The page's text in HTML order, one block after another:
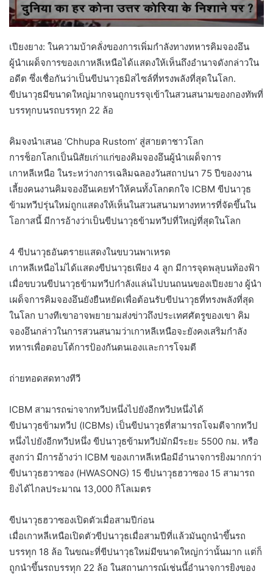
เปียงยาง: ในความบ้าคลั่งของการเพิ่มกำลังทางทหารคิมจองอึน
ผู้นำเผด็จการของเกาหลีเหนือได้แสดงให้เห็นถึงอำนาจดังกล่าวใน
อดีต ซึ่งเชื่อกันว่าเป็นขีปนาวุธมิสไซล์ที่ทรงพลังที่สุดในโลก.
ขีปนาวุธมีขนาดใหญ่มากจนถูกบรรจุเข้าในสวนสนามของกองทัพที่
บรรทุกบนรถบรรทุก 22 ล้อ
คิมจงนำเสนอ ‘Chhupa Rustom’ สู่สายตาชาวโลก
การช็อกโลกเป็นนิสัยเก่าแก่ของคิมจองอึนผู้นำเผด็จการ
เกาหลีเหนือ ในระหว่างการเฉลิมฉลองวันสถาปนา 75 ปีของงาน
เลี้ยงคนงานคิมจองอึนเคยทำให้คนทั้งโลกตกใจ ICBM ขีปนาวุธ
ข้ามทวีปรุ่นใหม่ถูกแสดงให้เห็นในสวนสนามทางทหารที่จัดขึ้นใน
โอกาสนี้ มีการอ้างว่าเป็นขีปนาวุธข้ามทวีปที่ใหญ่ที่สุดในโลก
4 ขีปนาวุธอันตรายแสดงในขบวนพาเหรด
เกาหลีเหนือไม่ได้แสดงขีปนาวุธเพียง 4 ลูก มีการจุดพลุบนท้องฟ้า
เมื่อขบวนขีปนาวุธข้ามทวีปกำลังแล่นไปบนถนนของเปียงยาง ผู้นำ
เผด็จการคิมจองอึนยังยืนหยัดเพื่อต้อนรับขีปนาวุธที่ทรงพลังที่สุด
ในโลก บางทีเขาอาจพยายามส่งข่าวถึงประเทศศัตรูของเขา คิม
จองอึนกล่าวในการสวนสนามว่าเกาหลีเหนือจะยังคงเสริมกำลัง
ทหารเพื่อตอบโต้การป้องกันตนเองและการโจมตี
ถ่ายทอดสดทางทีวี
ICBM สามารถฆ่าจากทวีปหนึ่งไปยังอีกทวีปหนึ่งได้
ขีปนาวุธข้ามทวีป (ICBMs) เป็นขีปนาวุธที่สามารถโจมตีจากทวีป
หนึ่งไปยังอีกทวีปหนึ่ง ขีปนาวุธข้ามทวีปมักมีระยะ 5500 กม. หรือ
สูงกว่า มีการอ้างว่า ICBM ของเกาหลีเหนือมีอำนาจการยิงมากกว่า
ขีปนาวุธฮวาซอง (HWASONG) 15 ขีปนาวุธฮวาซอง 15 สามารถ
ยิงได้ไกลประมาณ 13,000 กิโลเมตร
ขีปนาวุธฮวาซองเปิดตัวเมื่อสามปีก่อน
เมื่อเกาหลีเหนือเปิดตัวขีปนาวุธเมื่อสามปีที่แล้วมันถูกนำขึ้นรถ
บรรทุก 18 ล้อ ในขณะที่ขีปนาวุธใหม่มีขนาดใหญ่กว่านั้นมาก แต่ก็
ถูกนำขึ้นรถบรรทุก 22 ล้อ ในสถานการณ์เช่นนี้อำนาจการยิงของ